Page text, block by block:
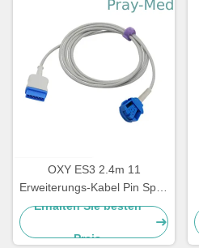
OXY ES3 2.4m 11
Erweiterungs-Kabel Pin Spos
2 einzelnes befestigtes GE-
Erhalten Sie besten
Preis